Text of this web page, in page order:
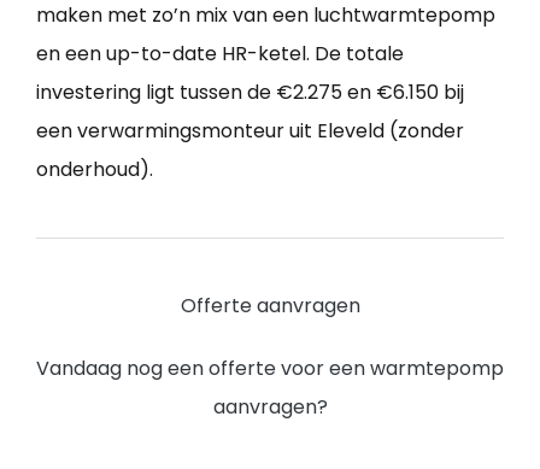
maken met zo’n mix van een luchtwarmtepomp
en een up-to-date HR-ketel. De totale
investering ligt tussen de €2.275 en €6.150 bij
een verwarmingsmonteur uit Eleveld (zonder
onderhoud).
Offerte aanvragen
Vandaag nog een offerte voor een warmtepomp
aanvragen?